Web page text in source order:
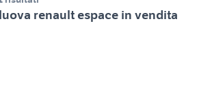
renault espace in vendita